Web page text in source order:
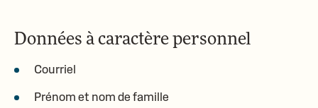
Données à caractère personnel
Courriel
Prénom et nom de famille